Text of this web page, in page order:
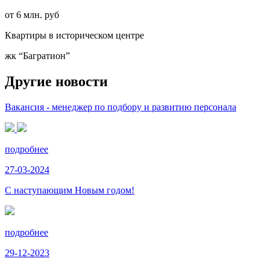
от 6 млн. руб
Квартиры в историческом центре
жк “Багратион”
Другие новости
Вакансия - менеджер по подбору и развитию персонала
подробнее
27-03-2024
С наступающим Новым годом!
подробнее
29-12-2023